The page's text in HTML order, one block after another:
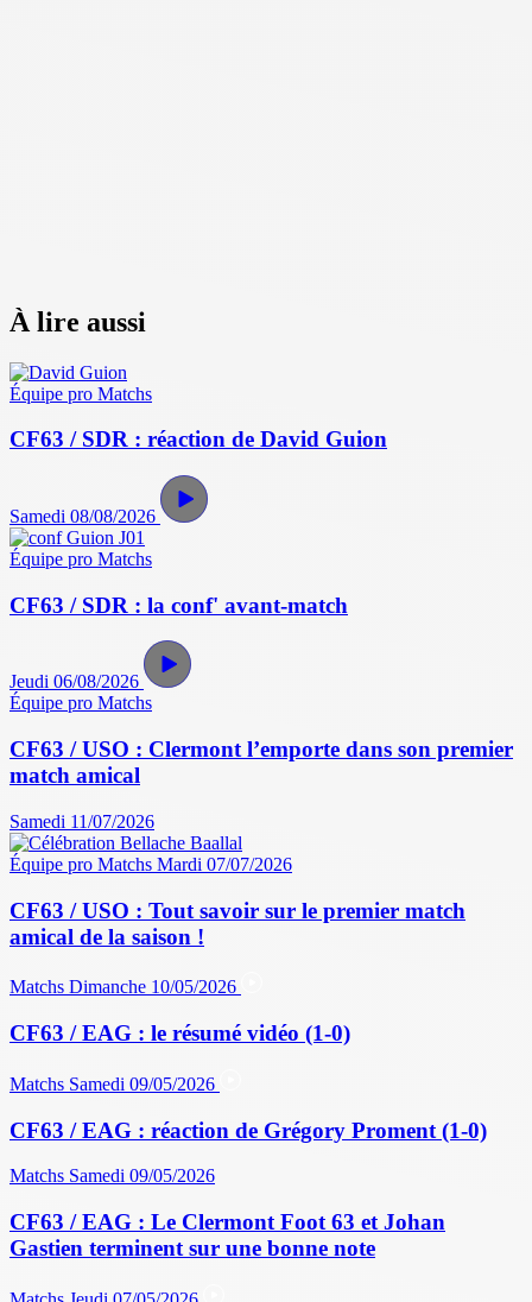
À lire aussi
Équipe pro Matchs
CF63 / SDR : réaction de David Guion
Samedi 08/08/2026
Équipe pro Matchs
CF63 / SDR : la conf' avant-match
Jeudi 06/08/2026
Équipe pro Matchs
CF63 / USO : Clermont l’emporte dans son premier
match amical
Samedi 11/07/2026
Équipe pro Matchs Mardi 07/07/2026
CF63 / USO : Tout savoir sur le premier match
amical de la saison !
Matchs Dimanche 10/05/2026
CF63 / EAG : le résumé vidéo (1-0)
Matchs Samedi 09/05/2026
CF63 / EAG : réaction de Grégory Proment (1-0)
Matchs Samedi 09/05/2026
CF63 / EAG : Le Clermont Foot 63 et Johan
Gastien terminent sur une bonne note